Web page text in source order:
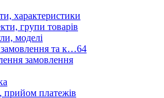
характеристики
групи товарів
моделі
та к…64
замовлення
прийом платежів